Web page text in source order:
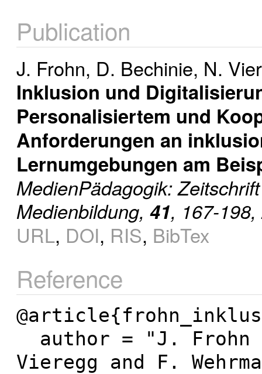
Publication
J. Frohn, D. Bechinie, N.
Inklusion und
Personalisiertem und
Anforderungen an
Lernumgebungen am
MedienPädagogik:
Medienbildung, 41, 167-
URL, DOI, RIS, BibTex
Reference
Vieregg and F.